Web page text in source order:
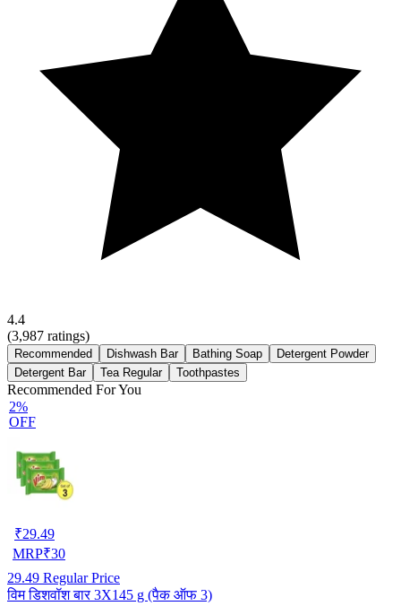
4.4
(3,987 ratings)
Recommended Dishwash Bar Bathing Soap
Detergent Powder
Detergent Bar
Tea Regular Toothpastes
Recommended For You
2%
OFF
₹29.49
MRP₹30
29.49 Regular Price
विम डिशवॉश बार 3X145 g (पैक ऑफ 3)